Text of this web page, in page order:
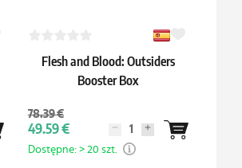
Flesh and Blood: Outsiders
Booster Box
78.39 €
49.59 €
Dostępne: > 20 szt.